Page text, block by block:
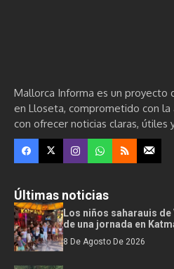
Mallorca Informa es un proyecto
en Lloseta, comprometido con
con ofrecer noticias claras, útiles
Últimas noticias
Los niños saharauis
de una jornada en
8 De Agosto De 2026